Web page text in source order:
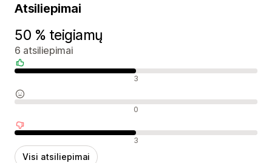
Atsiliepimai
50 % teigiamų
6 atsiliepimai
Teigiami atsiliepimai 3
Neutralūs atsiliepimai 0
Neigiami atsiliepimai 3
Visi atsiliepimai